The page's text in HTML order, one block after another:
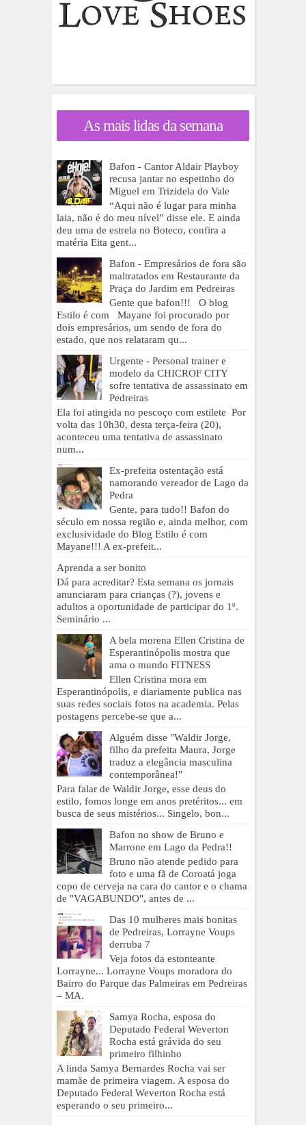
As mais lidas da semana
Bafon - Cantor Aldair Playboy
recusa jantar no espetinho do
Miguel em Trizidela do Vale
“Aqui não é lugar para minha
laia, não é do meu nível” disse ele. E ainda
deu uma de estrela no Boteco, confira a
matéria Eita gent...
Bafon - Empresários de fora são
maltratados em Restaurante da
Praça do Jardim em Pedreiras
Gente que bafon!!! O blog
Estilo é com Mayane foi procurado por
dois empresários, um sendo de fora do
estado, que nos relataram qu...
Urgente - Personal trainer e
modelo da CHICROF CITY
sofre tentativa de assassinato em
Pedreiras
Ela foi atingida no pescoço com estilete Por
volta das 10h30, desta terça-feira (20),
aconteceu uma tentativa de assassinato
num...
Ex-prefeita ostentação está
namorando vereador de Lago da
Pedra
Gente, para tudo!! Bafon do
século em nossa região e, ainda melhor, com
exclusividade do Blog Estilo é com
Mayane!!! A ex-prefeit...
Aprenda a ser bonito
Dá para acreditar? Esta semana os jornais
anunciaram para crianças (?), jovens e
adultos a oportunidade de participar do 1º.
Seminário ...
A bela morena Ellen Cristina de
Esperantinópolis mostra que
ama o mundo FITNESS
Ellen Cristina mora em
Esperantinópolis, e diariamente publica nas
suas redes sociais fotos na academia. Pelas
postagens percebe-se que a...
Alguém disse "Waldir Jorge,
filho da prefeita Maura, Jorge
traduz a elegância masculina
contemporânea!"
Para falar de Waldir Jorge, esse deus do
estilo, fomos longe em anos pretéritos... em
busca de seus mistérios... Singelo, bon...
Bafon no show de Bruno e
Marrone em Lago da Pedra!!
Bruno não atende pedido para
foto e uma fã de Coroatá joga
copo de cerveja na cara do cantor e o chama
de "VAGABUNDO", antes de ...
Das 10 mulheres mais bonitas
de Pedreiras, Lorrayne Voups
derruba 7
Veja fotos da estonteante
Lorrayne... Lorrayne Voups moradora do
Bairro do Parque das Palmeiras em Pedreiras
– MA.
Samya Rocha, esposa do
Deputado Federal Weverton
Rocha está grávida do seu
primeiro filhinho
A linda Samya Bernardes Rocha vai ser
mamãe de primeira viagem. A esposa do
Deputado Federal Weverton Rocha está
esperando o seu primeiro...